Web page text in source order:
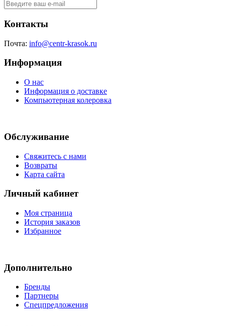
Контакты
Почта: info@centr-krasok.ru
Информация
О нас
Информация о доставке
Компьютерная колеровка
Обслуживание
Свяжитесь с нами
Возвраты
Карта сайта
Личный кабинет
Моя страница
История заказов
Избранное
Дополнительно
Бренды
Партнеры
Спецпредложения